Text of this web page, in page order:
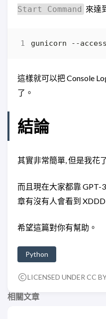
Start Command 來達
gunicorn --
這樣就可以把 Console
了。
結論
其實非常簡單, 但是我花
而且現在大家都靠 GPT-
章有沒有人會看到 XDDD
希望這篇對你有幫助。
Python
LICENSED UNDER CC
相關文章